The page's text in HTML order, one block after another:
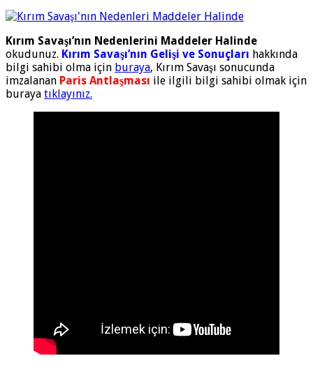
Kırım Savaşı’nın Nedenlerini Maddeler Halinde
okudunuz. Kırım Savaşı’nın Gelişi ve Sonuçları hakkında
bilgi sahibi olma için buraya, Kırım Savaşı sonucunda
imzalanan Paris Antlaşması ile ilgili bilgi sahibi olmak için
buraya tıklayınız.